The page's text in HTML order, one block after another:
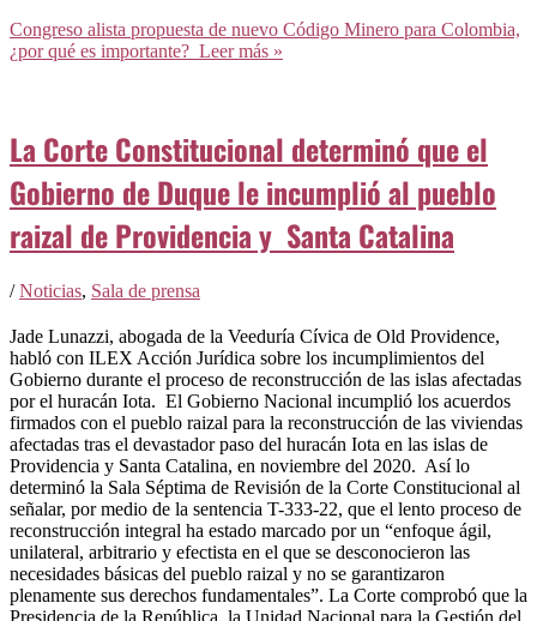
Congreso alista propuesta de nuevo Código Minero para Colombia,
¿por qué es importante? Leer más »
La Corte Constitucional determinó que el
Gobierno de Duque le incumplió al pueblo
raizal de Providencia y Santa Catalina
/Noticias, Sala de prensa
Jade Lunazzi, abogada de la Veeduría Cívica de Old Providence,
habló con ILEX Acción Jurídica sobre los incumplimientos del
Gobierno durante el proceso de reconstrucción de las islas afectadas
por el huracán Iota. El Gobierno Nacional incumplió los acuerdos
firmados con el pueblo raizal para la reconstrucción de las viviendas
afectadas tras el devastador paso del huracán Iota en las islas de
Providencia y Santa Catalina, en noviembre del 2020. Así lo
determinó la Sala Séptima de Revisión de la Corte Constitucional al
señalar, por medio de la sentencia T-333-22, que el lento proceso de
reconstrucción integral ha estado marcado por un “enfoque ágil,
unilateral, arbitrario y efectista en el que se desconocieron las
necesidades básicas del pueblo raizal y no se garantizaron
plenamente sus derechos fundamentales”. La Corte comprobó que la
Presidencia de la República, la Unidad Nacional para la Gestión del